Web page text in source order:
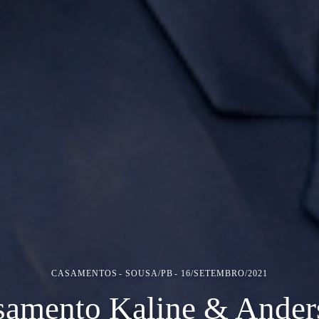
CASAMENTOS SOUSA/PB 16/SETEMBRO/2021
Kaline &